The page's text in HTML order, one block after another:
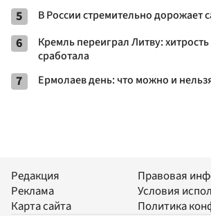
5 В России стремительно дорожает
6
Кремль переиграл Литву:
сработала
7 Ермолаев день: что можно и
Редакция
Реклама
Карта сайта
Правовая
Условия
Политика